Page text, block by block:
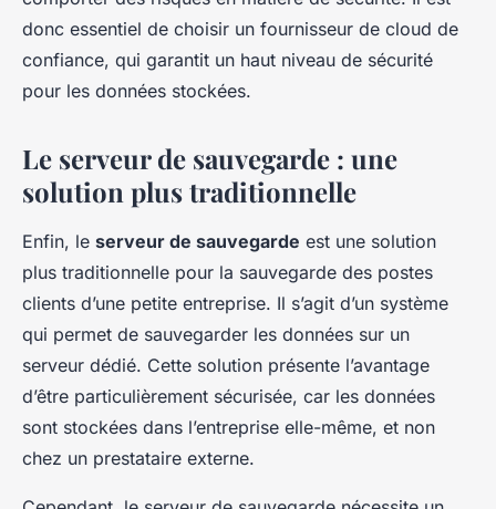
donc essentiel de choisir un fournisseur de cloud de
confiance, qui garantit un haut niveau de sécurité
pour les données stockées.
Le serveur de sauvegarde : une
solution plus traditionnelle
Enfin, le serveur de sauvegarde est une solution
plus traditionnelle pour la sauvegarde des postes
clients d’une petite entreprise. Il s’agit d’un système
qui permet de sauvegarder les données sur un
serveur dédié. Cette solution présente l’avantage
d’être particulièrement sécurisée, car les données
sont stockées dans l’entreprise elle-même, et non
chez un prestataire externe.